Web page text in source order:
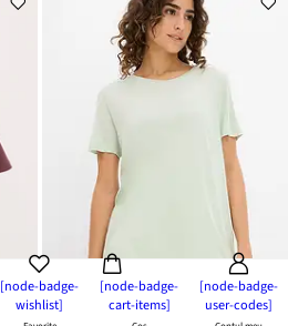
[node-badge-
wishlist]
[node-badge-
cart-items]
[node-badge-
user-codes]